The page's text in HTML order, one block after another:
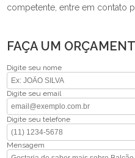
competente, entre em contato
FAÇA UM
Digite seu nome
Digite seu email
Digite seu telefone
Mensagem